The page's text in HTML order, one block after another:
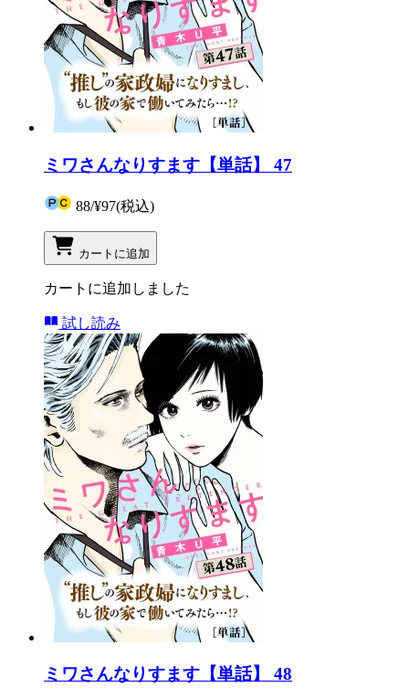
ミワさんなりすます【単話】 47
88/¥97(税込)
カートに追加
カートに追加しました
試し読み
ミワさんなりすます【単話】 48